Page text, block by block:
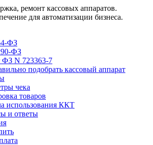
ремонт кассовых аппаратов.
для автоматизации бизнеса.
ФЗ
ФЗ
ФЗ N 723363-7
подобрать кассовый аппарат
чека
товаров
использования ККТ
и ответы